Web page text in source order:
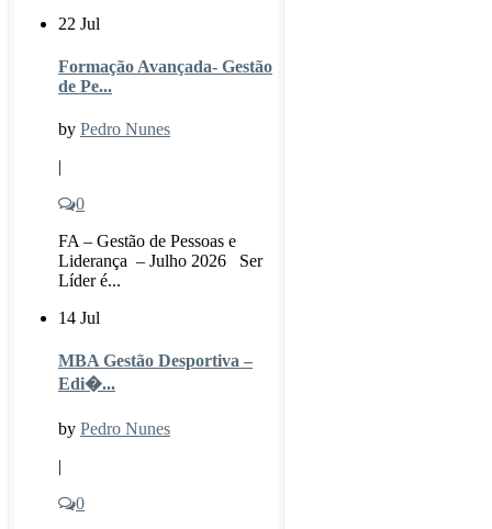
22 Jul
Formação Avançada- Gestão
de Pe...
by Pedro Nunes
|
0
FA – Gestão de Pessoas e
Liderança – Julho 2026 Ser
Líder é...
14 Jul
MBA Gestão Desportiva –
Edi�...
by Pedro Nunes
|
0